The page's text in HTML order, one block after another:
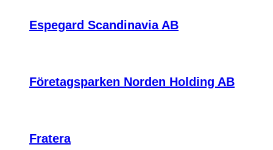
Espegard Scandinavia AB
Företagsparken Norden Holding AB
Fratera